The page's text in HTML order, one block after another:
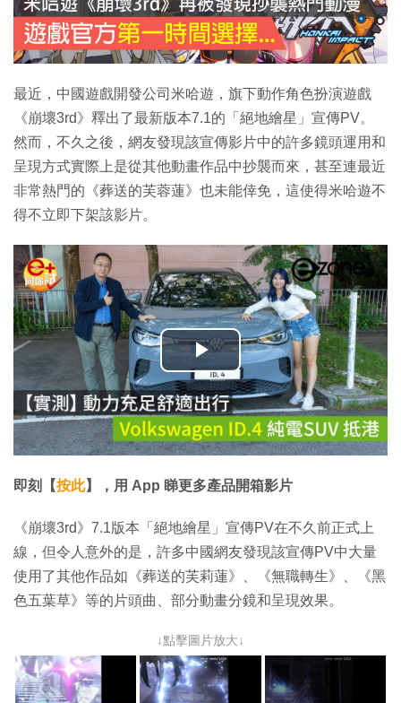
最近，中國遊戲開發公司米哈遊，旗下動作角色扮演遊戲
《崩壞3rd》釋出了最新版本7.1的「絕地繪星」宣傳PV。
然而，不久之後，網友發現該宣傳影片中的許多鏡頭運用和
呈現方式實際上是從其他動畫作品中抄襲而來，甚至連最近
非常熱門的《葬送的芙蓉蓮》也未能倖免，這使得米哈遊不
得不立即下架該影片。
播
放
影
片
即刻【按此】，用 App 睇更多產品開箱影片
《崩壞3rd》7.1版本「絕地繪星」宣傳PV在不久前正式上
線，但令人意外的是，許多中國網友發現該宣傳PV中大量
使用了其他作品如《葬送的芙莉蓮》、《無職轉生》、《黑
色五葉草》等的片頭曲、部分動畫分鏡和呈現效果。
↓點擊圖片放大↓